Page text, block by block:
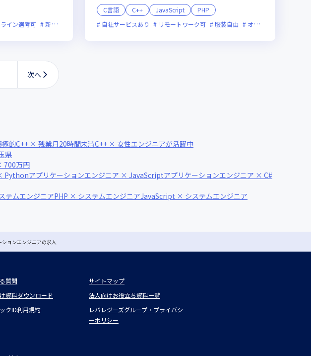
躍中
イン選考可 新技術に積極的 残業月20時間未満 女性エンジニアが活躍中
C言語
C++ JavaScript
PHP
自社サービスあり
リモートワーク可 服装自由 オンライン選考可
次へ
的C++ × 残業月20時間未満C++ × 女性エンジニアが活躍中
県
700万円
Pythonアプリケーションエンジニア × JavaScriptアプリケーションエンジニア × C#
テムエンジニアPHP × システムエンジニアJavaScript × システムエンジニア
ョンエンジニアの求人
質問
サイトマップ
資料ダウンロード
法人向けお役立ち資料一覧
クID利用規約
レバレジーズグループ・プライバシ
ーポリシー